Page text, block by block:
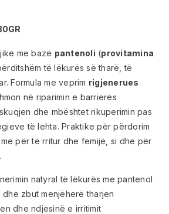
me bazë pantenoli (provitamina
të lëkurës së tharë, të
Formula me veprim rigjenerues
në riparimin e barrierës
dhe mbështet rikuperimin pas
të lehta. Praktike për përdorim
për të rritur dhe fëmijë, si dhe për
natyral të lëkurës me pantenol
zbut menjëherë tharjen
dhe ndjesinë e irritimit